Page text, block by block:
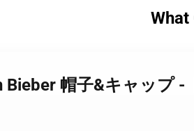
What
帽子&キャップ